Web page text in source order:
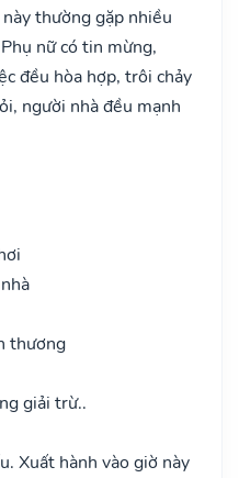
thường gặp nhiều
nữ có tin mừng,
đều hòa hợp, trôi chảy
người nhà đều mạnh
thương
giải trừ..
Xuất hành vào giờ này